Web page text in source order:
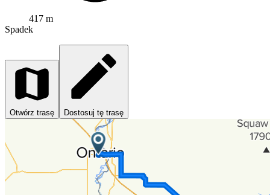
417 m
Spadek
Otwórz trasę Dostosuj tę trasę